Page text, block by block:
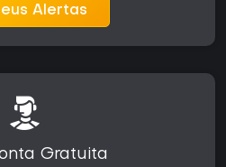
Alertas
Gratuita